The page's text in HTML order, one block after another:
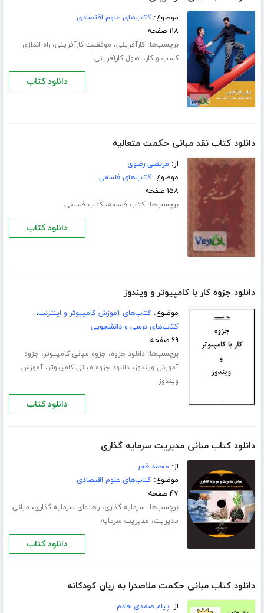
موضوع:کتاب‌های علوم اقتصادی
۱۱۸ صفحه
برچسب‌ها:کارآفرینی، موفقیت کارآفرینی،راه اندازی
کسب و کار، اصول کارآفرینی
دانلود کتاب
دانلود کتاب نقد مبانی حکمت متعالیه
از: مرتضی رضوی
موضوع:کتاب‌های فلسفی
۱۵۸ صفحه
برچسب‌ها:کتاب فلسفه،کتاب فلسفی
دانلود کتاب
دانلود جزوه کار با کامپیوتر و ویندوز
موضوع:کتاب‌های آموزش کامپیوتر و اینترنت،
کتاب‌های درسی و دانشجویی
۶۹ صفحه
برچسب‌ها:دانلود جزوه، جزوه مبانی کامپیوتر، جزوه
آموزش ویندوز،دانلود جزوه مبانی کامپیوتر،آموزش
ویندوز
دانلود کتاب
دانلود کتاب مبانی مدیریت سرمایه گذاری
از: محمد قجر
موضوع:کتاب‌های علوم اقتصادی
۴۷ صفحه
برچسب‌ها: سرمایه گذاری،راهنمای سرمایه گذاری، مبانی
مدیریت، مدیریت سرمایه
دانلود کتاب
دانلود کتاب مبانی حکمت ملاصدرا به زبان کودکانه
از:پیام صمدی خادم